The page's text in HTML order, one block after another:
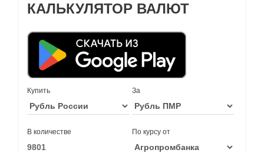
КАЛЬКУЛЯТОР ВАЛЮТ
Купить За
В количестве По курсу от